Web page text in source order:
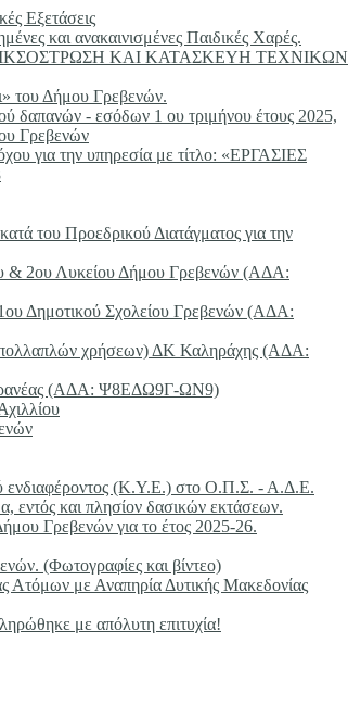
Εξετάσεις
και ανακαινισμένες Παιδικές Χαρές.
ΧΑΛΙΚΣΟΣΤΡΩΣΗ ΚΑΙ ΚΑΤΑΣΚΕΥΗ ΤΕΧΝΙΚΩΝ
του Δήμου Γρεβενών.
δαπανών - εσόδων 1 ου τριμήνου έτους 2025,
Γρεβενών
για την υπηρεσία με τίτλο: «ΕΡΓΑΣΙΕΣ
του Προεδρικού Διατάγματος για την
& 2ου Λυκείου Δήμου Γρεβενών (ΑΔΑ:
Δημοτικού Σχολείου Γρεβενών (ΑΔΑ:
πολλαπλών χρήσεων) ΔΚ Καληράχης (ΑΔΑ:
Κρανέας (ΑΔΑ: Ψ8ΕΔΩ9Γ-ΩΝ9)
ενδιαφέροντος (Κ.Υ.Ε.) στο Ο.Π.Σ. - Α.Δ.Ε.
εντός και πλησίον δασικών εκτάσεων.
Γρεβενών για το έτος 2025-26.
(Φωτογραφίες και βίντεο)
Ατόμων με Αναπηρία Δυτικής Μακεδονίας
με απόλυτη επιτυχία!